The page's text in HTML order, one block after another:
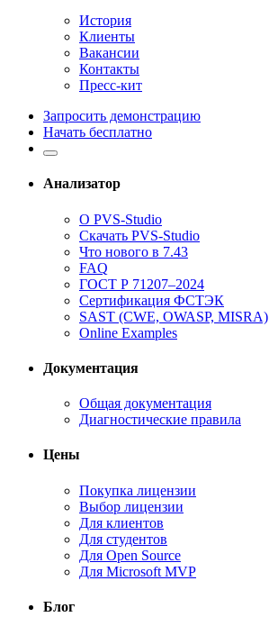
История
Клиенты
Вакансии
Контакты
Пресс-кит
Запросить демонстрацию
Начать бесплатно
Анализатор
О PVS-Studio
Скачать PVS-Studio
Что нового в 7.43
FAQ
ГОСТ Р 71207–2024
Сертификация ФСТЭК
SAST (CWE, OWASP, MISRA)
Online Examples
Документация
Общая документация
Диагностические правила
Цены
Покупка лицензии
Выбор лицензии
Для клиентов
Для студентов
Для Open Source
Для Microsoft MVP
Блог